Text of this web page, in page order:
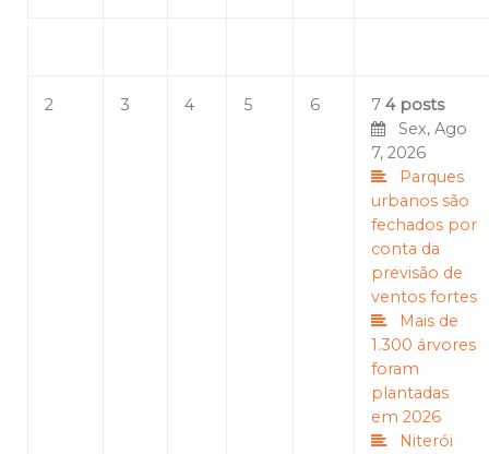
2 3 4 5 6 7 4 posts
Sex, Ago
7, 2026
Parques
urbanos são
fechados por
conta da
previsão de
ventos fortes
Mais de
1.300 árvores
foram
plantadas
em 2026
Niterói